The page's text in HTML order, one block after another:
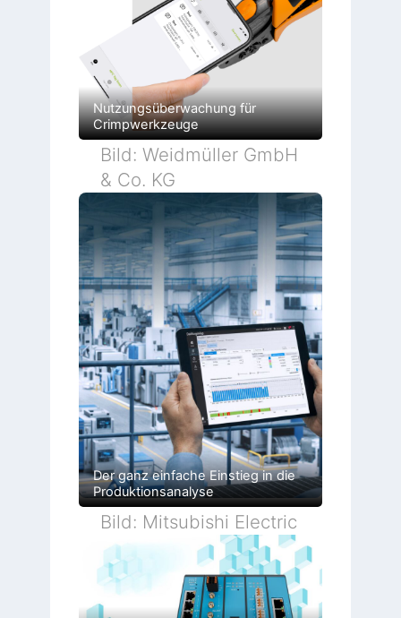
Nutzungsüberwachung für
Crimpwerkzeuge
Bild: Weidmüller GmbH
& Co. KG
Der ganz einfache Einstieg in die
Produktionsanalyse
Bild: Mitsubishi Electric